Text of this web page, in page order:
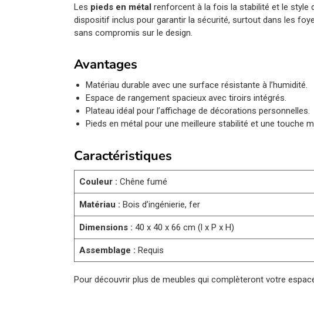
Les pieds en métal renforcent à la fois la stabilité et le style
dispositif inclus pour garantir la sécurité, surtout dans les
sans compromis sur le design.
Avantages
Matériau durable avec une surface résistante à l’humidité.
Espace de rangement spacieux avec tiroirs intégrés.
Plateau idéal pour l’affichage de décorations personnelles.
Pieds en métal pour une meilleure stabilité et une touche
Caractéristiques
Couleur : Chêne fumé
Matériau : Bois d’ingénierie, fer
Dimensions : 40 x 40 x 66 cm (l x P x H)
Assemblage : Requis
Pour découvrir plus de meubles qui complèteront votre